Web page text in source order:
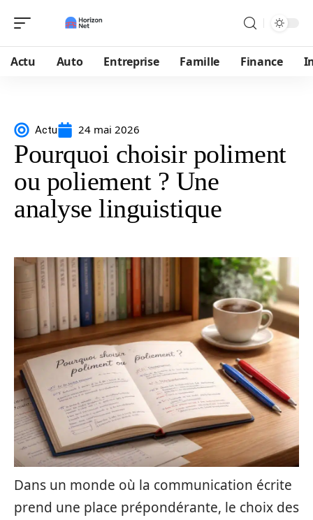
Actu Auto Entreprise Famille Finance
Actu 24 mai 2026
Pourquoi choisir poliment
ou poliement ? Une
analyse linguistique
Dans un monde où la communication écrite
prend une place prépondérante, le choix des